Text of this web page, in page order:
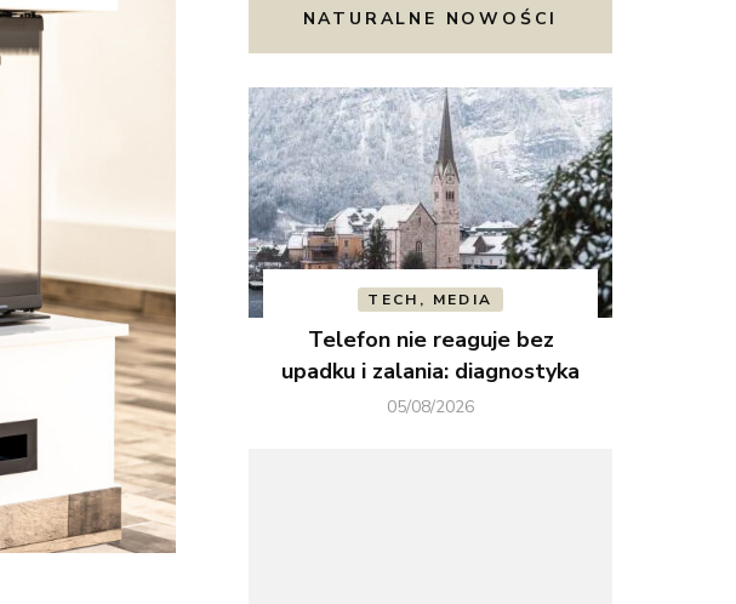
NATURALNE NOWOŚCI
TECH, MEDIA
Telefon nie reaguje bez
upadku i zalania: diagnostyka
05/08/2026